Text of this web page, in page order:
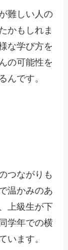
難しい人の
かもしれま
な学び方を
の可能性を
んです。
つながりも
温かみのあ
上級生が下
学年での横
います。